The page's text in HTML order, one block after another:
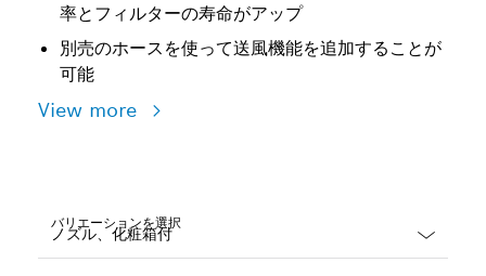
率とフィルターの寿命がアップ
別売のホースを使って送風機能を追加することが
可能
View more
バリエーションを選択